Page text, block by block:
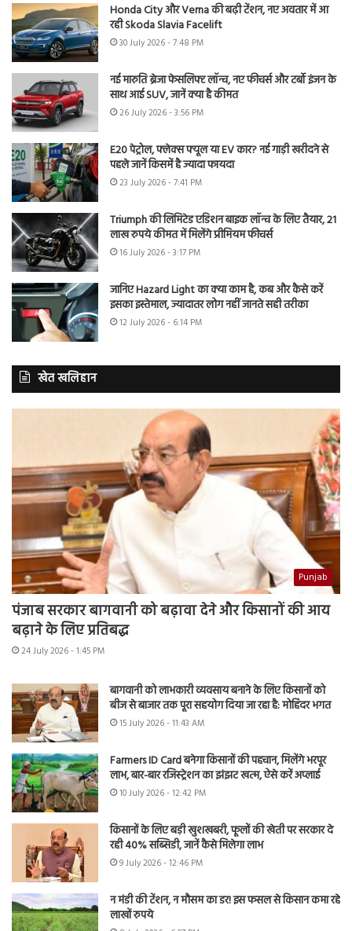
Honda City और Verna की बढ़ी टेंशन, नए अवतार में आ
रही Skoda Slavia Facelift
30 July 2026 - 7:48 PM
नई मारुति ब्रेजा फेसलिफ्ट लॉन्च, नए फीचर्स और टर्बो इंजन के
साथ आई SUV, जानें क्या है कीमत
26 July 2026 - 3:56 PM
E20 पेट्रोल, फ्लेक्स फ्यूल या EV कार? नई गाड़ी खरीदने से
पहले जानें किसमें है ज्यादा फायदा
23 July 2026 - 7:41 PM
Triumph की लिमिटेड एडिशन बाइक लॉन्च के लिए तैयार, 21
लाख रुपये कीमत में मिलेंगे प्रीमियम फीचर्स
16 July 2026 - 3:17 PM
जानिए Hazard Light का क्या काम है, कब और कैसे करें
इसका इस्तेमाल, ज्यादातर लोग नहीं जानते सही तरीका
12 July 2026 - 6:14 PM
खेत खलिहान
Punjab
पंजाब सरकार बागवानी को बढ़ावा देने और किसानों की आय
बढ़ाने के लिए प्रतिबद्ध
24 July 2026 - 1:45 PM
बागवानी को लाभकारी व्यवसाय बनाने के लिए किसानों को
बीज से बाजार तक पूरा सहयोग दिया जा रहा है: मोहिंदर भगत
15 July 2026 - 11:43 AM
Farmers ID Card बनेगा किसानों की पहचान, मिलेंगे भरपूर
लाभ, बार-बार रजिस्ट्रेशन का झंझट खत्म, ऐसे करें अप्लाई
10 July 2026 - 12:42 PM
किसानों के लिए बड़ी खुशखबरी, फूलों की खेती पर सरकार दे
रही 40% सब्सिडी, जानें कैसे मिलेगा लाभ
9 July 2026 - 12:46 PM
न मंडी की टेंशन, न मौसम का डर! इस फसल से किसान कमा रहे
लाखों रुपये